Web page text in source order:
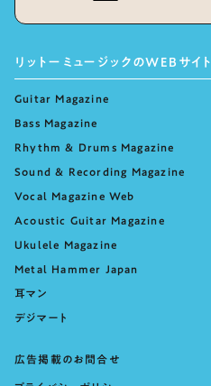
リットーミュージックのWEBサイト
Guitar Magazine
Bass Magazine
Rhythm & Drums Magazine
Sound & Recording Magazine
Vocal Magazine Web
Acoustic Guitar Magazine
Ukulele Magazine
Metal Hammer Japan
耳マン
デジマート
広告掲載のお問合せ